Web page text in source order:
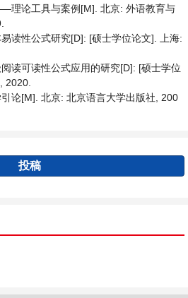
理论工具与案例[M]. 北京: 外语教育与
读性公式研究[D]: [硕士学位论文]. 上海:
读可读性公式应用的研究[D]: [硕士学位
2020.
论[M]. 北京: 北京语言大学出版社, 200
投稿